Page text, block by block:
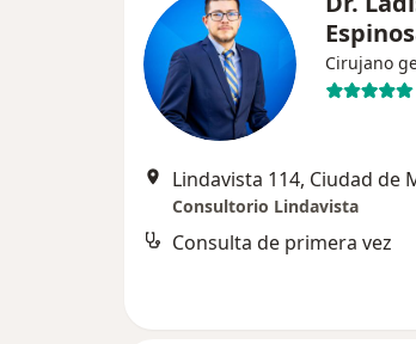
Cirujano
Lindavista 114, Ciudad de
Consultorio Lindavista
Consulta de primera vez